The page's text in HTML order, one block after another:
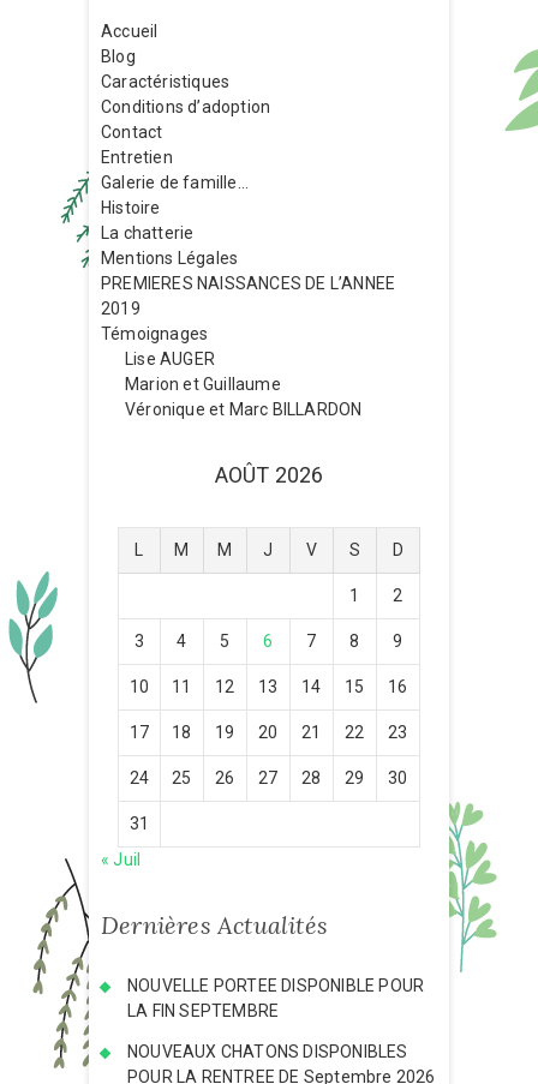
Accueil
Blog
Caractéristiques
Conditions d’adoption
Contact
Entretien
Galerie de famille…
Histoire
La chatterie
Mentions Légales
PREMIERES NAISSANCES DE L’ANNEE
2019
Témoignages
Lise AUGER
Marion et Guillaume
Véronique et Marc BILLARDON
AOÛT 2026
L M M J V S D
1 2
3 4 5 6 7 8 9
10 11 12 13 14 15 16
17 18 19 20 21 22 23
24 25 26 27 28 29 30
31
« Juil
Dernières Actualités
NOUVELLE PORTEE DISPONIBLE POUR
LA FIN SEPTEMBRE
NOUVEAUX CHATONS DISPONIBLES
POUR LA RENTREE DE Septembre 2026